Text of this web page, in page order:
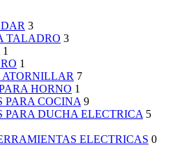
3
TALADRO 3
1
1
ATORNILLAR 7
HORNO 1
PARA COCINA 9
PARA DUCHA ELECTRICA 5
ELECTRICAS 0